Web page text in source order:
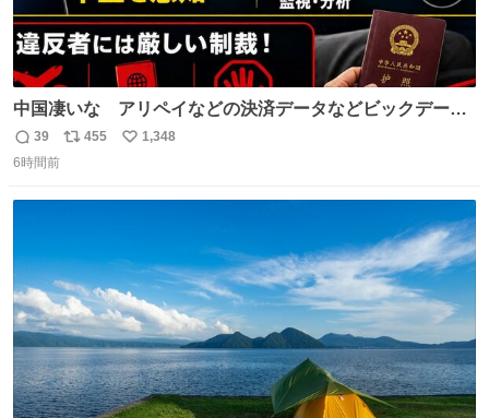
中国凄いな アリペイなどの決済データなどビックデータ
で海外にいる中国人の監視をはじめ、多額の資金決済など
があれば帰国命令を出しはじめたらしい。そして、パスポ
返
信
39
リ
455
い
1,348
6時間前